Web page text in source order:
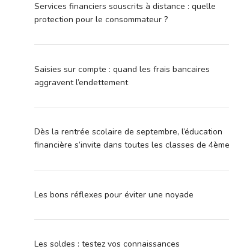
Services financiers souscrits à distance : quelle
protection pour le consommateur ?
Saisies sur compte : quand les frais bancaires
aggravent l’endettement
Dès la rentrée scolaire de septembre, l’éducation
financière s’invite dans toutes les classes de 4ème
Les bons réflexes pour éviter une noyade
Les soldes : testez vos connaissances